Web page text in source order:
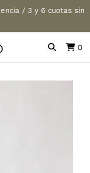
/ 3 y 6 cuotas sin
0